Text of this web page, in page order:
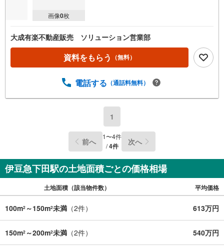
画像0枚
大成有楽不動産販売 ソリューション営業部
資料をもらう （無料）
電話する （通話料無料）
1
前へ 1〜4件
/4件 次へ
伊豆急下田駅の土地面積ごとの価格相場
土地面積（該当物件数） 平均価格
100m2 ～150m2未満 （2件） 613万円
150m2 ～200m2未満 （2件） 540万円